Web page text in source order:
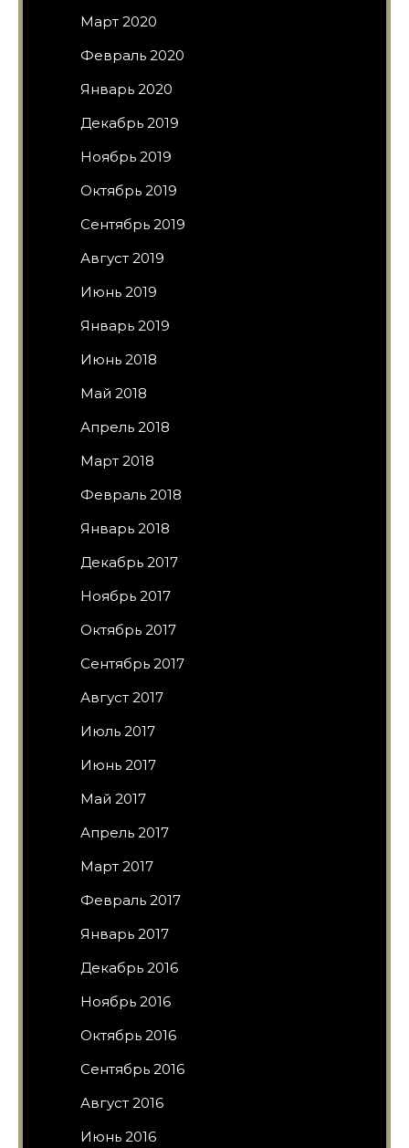
Март 2020
Февраль 2020
Январь 2020
Декабрь 2019
Ноябрь 2019
Октябрь 2019
Сентябрь 2019
Август 2019
Июнь 2019
Январь 2019
Июнь 2018
Май 2018
Апрель 2018
Март 2018
Февраль 2018
Январь 2018
Декабрь 2017
Ноябрь 2017
Октябрь 2017
Сентябрь 2017
Август 2017
Июль 2017
Июнь 2017
Май 2017
Апрель 2017
Март 2017
Февраль 2017
Январь 2017
Декабрь 2016
Ноябрь 2016
Октябрь 2016
Сентябрь 2016
Август 2016
Июнь 2016